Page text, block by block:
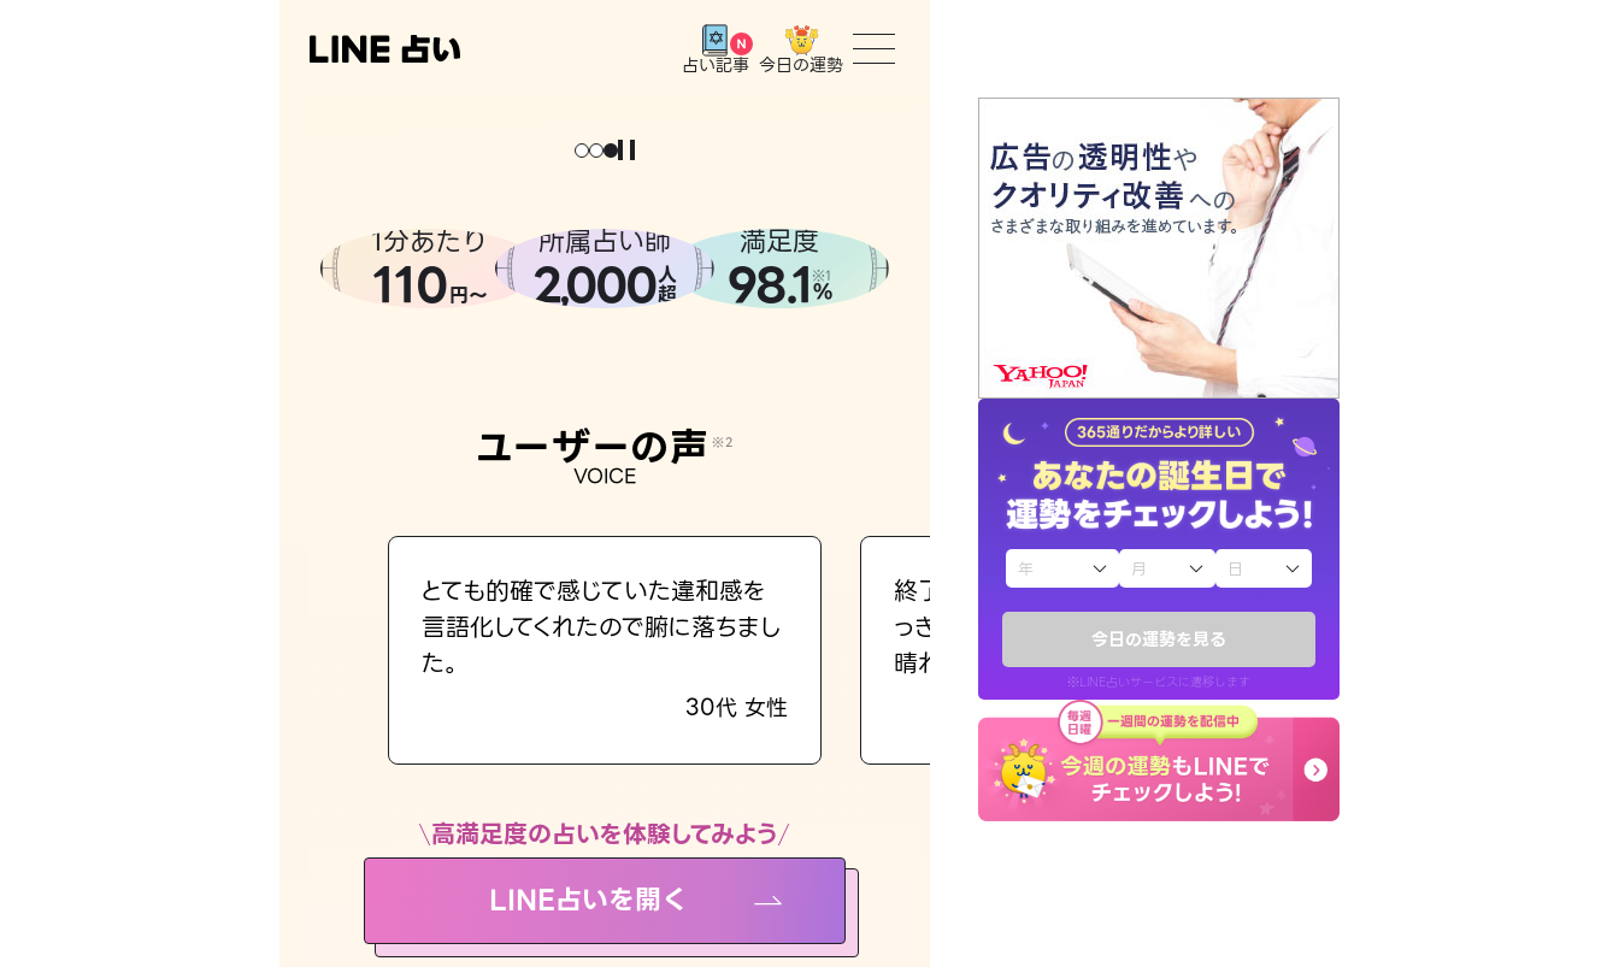
今日の運勢を見る
※LINE占いサービスに遷移します
占い記事 今日の運勢
トップ
ユーザーの声
占いの流れ
おすすめの占い師
よくある質問
えもじの子（占）12星座占い
お知らせ
1分あたり
110円〜
所属占い師
2,000人
超
満足度
98.1 ※1
%
ユーザーの声 ※2
VOICE
とても的確で感じていた違和感を
言語化してくれたので腑に落ちまし
た。
30代 女性
終了後とても前向きな気持ちで、さ
っきまでの心のモヤが嘘のように
晴れました。
30代 女性
高満足度の占いを体験してみよう
LINE占いを開く